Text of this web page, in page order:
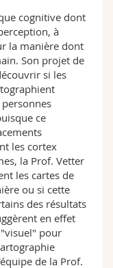
cognitive dont
à
la manière dont
Son projet de
si les
ce
les cortex
la Prof. Vetter
les cartes de
ou si cette
des résultats
en effet
pour
de la Prof.